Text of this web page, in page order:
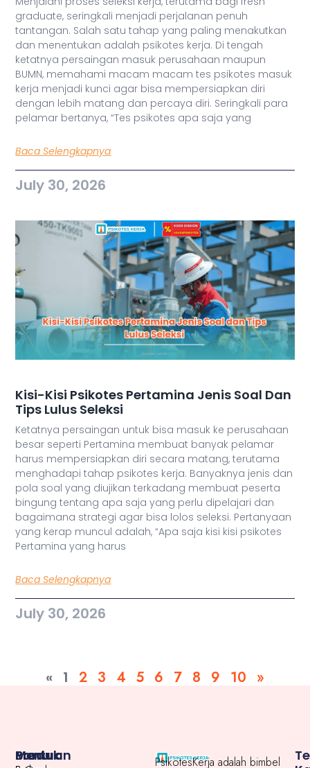
graduate, seringkali menjadi perjalanan penuh
tantangan. Salah satu tahap yang paling menakutkan
dan menentukan adalah psikotes kerja. Di tengah
ketatnya persaingan masuk perusahaan maupun
BUMN, memahami macam macam tes psikotes masuk
kerja menjadi kunci agar bisa mempersiapkan diri
dengan lebih matang dan percaya diri. Seringkali para
pelamar bertanya, “Tes psikotes apa saja yang
Baca Selengkapnya
July 30, 2026
Kisi-Kisi Psikotes Pertamina Jenis Soal Dan
Tips Lulus Seleksi
Ketatnya persaingan untuk bisa masuk ke perusahaan
besar seperti Pertamina membuat banyak pelamar
harus mempersiapkan diri secara matang, terutama
menghadapi tahap psikotes kerja. Banyaknya jenis dan
pola soal yang diujikan terkadang membuat peserta
bingung tentang apa saja yang perlu dipelajari dan
bagaimana strategi agar bisa lolos seleksi. Pertanyaan
yang kerap muncul adalah, “Apa saja kisi kisi psikotes
Pertamina yang harus
Baca Selengkapnya
July 30, 2026
« 1 2 3 4 5 6 7 8 9 10 »
PsikotesKerja adalah bimbel
Menu
Produk
Bantuan